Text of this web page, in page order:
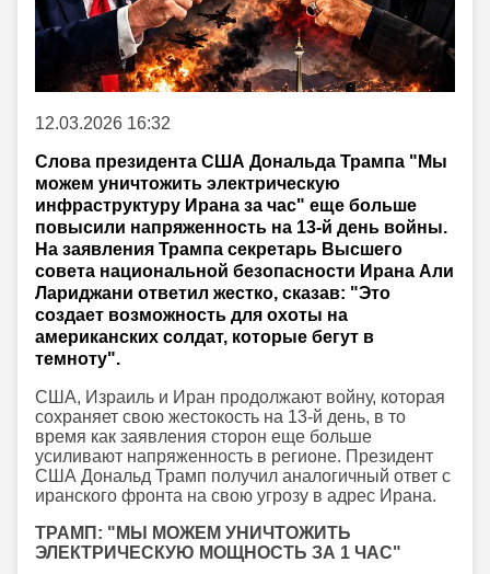
12.03.2026 16:32
Слова президента США Дональда Трампа "Мы
можем уничтожить электрическую
инфраструктуру Ирана за час" еще больше
повысили напряженность на 13-й день войны.
На заявления Трампа секретарь Высшего
совета национальной безопасности Ирана Али
Лариджани ответил жестко, сказав: "Это
создает возможность для охоты на
американских солдат, которые бегут в
темноту".
США, Израиль и Иран продолжают войну, которая
сохраняет свою жестокость на 13-й день, в то
время как заявления сторон еще больше
усиливают напряженность в регионе. Президент
США Дональд Трамп получил аналогичный ответ с
иранского фронта на свою угрозу в адрес Ирана.
ТРАМП: "МЫ МОЖЕМ УНИЧТОЖИТЬ
ЭЛЕКТРИЧЕСКУЮ МОЩНОСТЬ ЗА 1 ЧАС"